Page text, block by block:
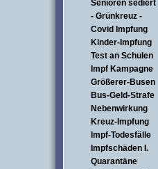
Senioren sediert
- Grünkreuz -
Covid Impfung
Kinder-Impfung
Test an Schulen
Impf Kampagne
Größerer-Busen
Bus-Geld-Strafe
Nebenwirkung
Kreuz-Impfung
Impf-Todesfälle
Impfschäden I.
Quarantäne